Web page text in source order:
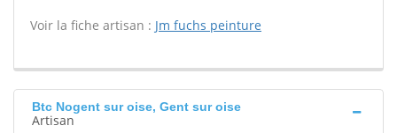
Voir la fiche artisan : Jm fuchs peinture
Btc Nogent sur oise, Gent sur oise
Artisan